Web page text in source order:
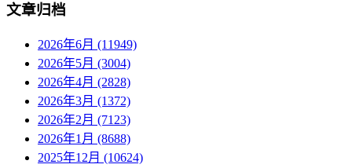
文章归档
2026年6月 (11949)
2026年5月 (3004)
2026年4月 (2828)
2026年3月 (1372)
2026年2月 (7123)
2026年1月 (8688)
2025年12月 (10624)